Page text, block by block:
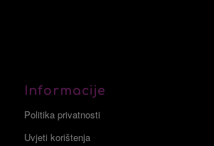
Informacije
Politika privatnosti
Uvjeti korištenja